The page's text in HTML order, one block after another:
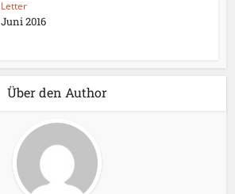
Letter
Juni 2016
Über den Author